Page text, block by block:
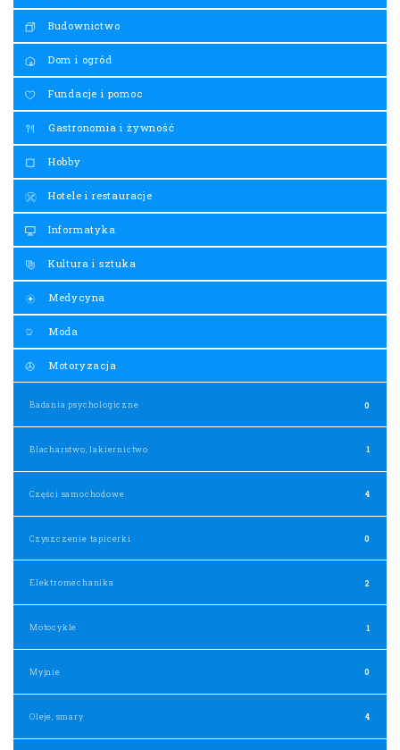
Budownictwo
Dom i ogród
Fundacje i pomoc
Gastronomia i żywność
Hobby
Hotele i restauracje
Informatyka
Kultura i sztuka
Medycyna
Moda
Motoryzacja
Badania psychologiczne 0
Blacharstwo, lakiernictwo 1
Części samochodowe 4
Czyszczenie tapicerki 0
Elektromechanika 2
Motocykle 1
Myjnie 0
Oleje, smary 4